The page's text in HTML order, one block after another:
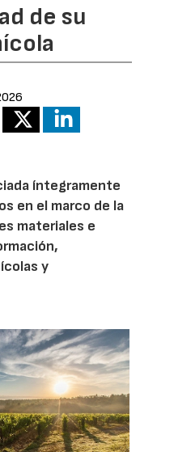
de su
íntegramente
en el marco de la
materiales e
y